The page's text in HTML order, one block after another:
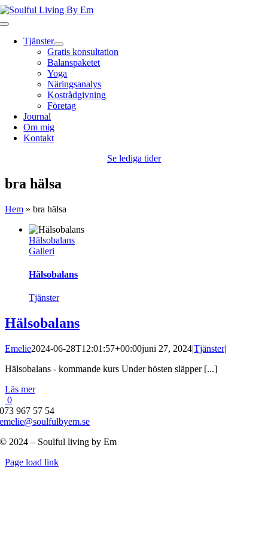
Fortsätt
till
Toggle
NavigationTjänster
Gratis konsultation
Balanspaketet
Yoga
Näringsanalys
Kostrådgivning
Företag
Journal
Om mig
Kontakt
Se lediga tider
bra hälsa
Hem » bra hälsa
Hälsobalans
Galleri
Hälsobalans
Tjänster
Hälsobalans
Emelie2024-06-28T12:01:57+00:00juni 27, 2024|Tjänster|
Hälsobalans - kommande kurs Under hösten släpper [...]
Läs mer
0
073 967 57 54
emelie@soulfulbyem.se
© 2024 – Soulful living by Em
Byt
Page load link